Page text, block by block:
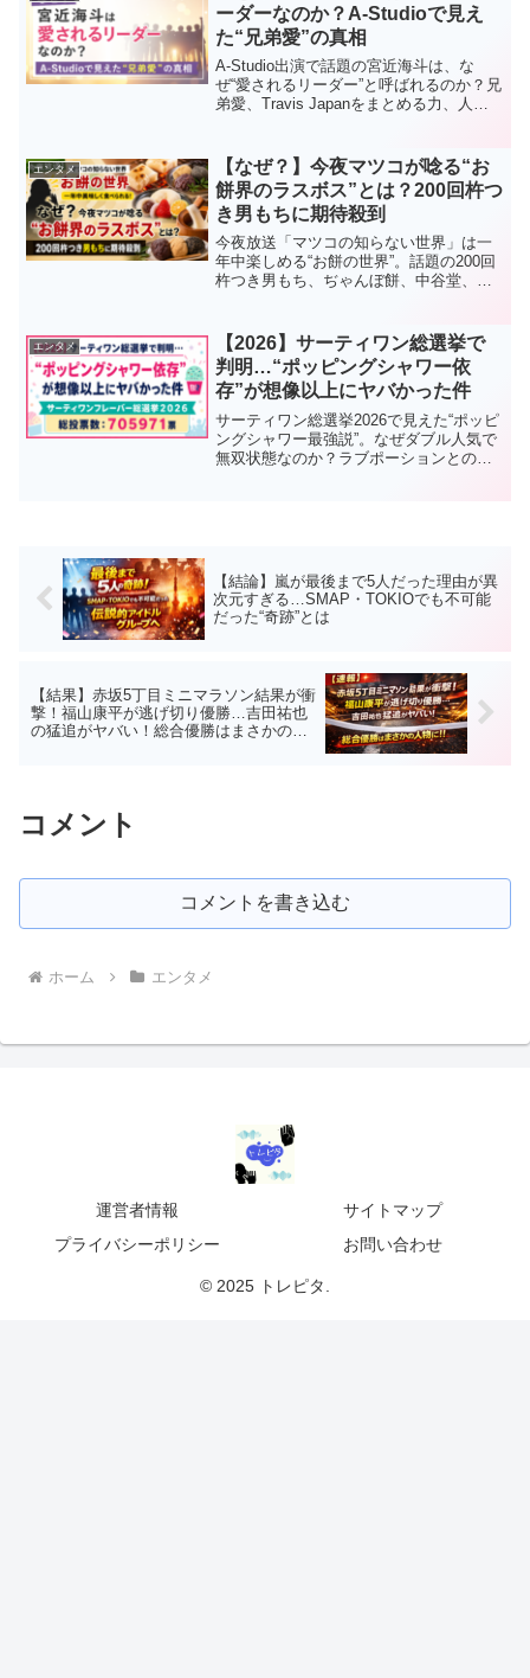
ーダーなのか？A-Studioで見え
た“兄弟愛”の真相
A-Studio出演で話題の宮近海斗は、な
ぜ“愛されるリーダー”と呼ばれるのか？兄
弟愛、Travis Japanをまとめる力、人を
エンタメ
【なぜ？】今夜マツコが唸る“お
餅界のラスボス”とは？200回杵つ
き男もちに期待殺到
今夜放送「マツコの知らない世界」は一
年中楽しめる“お餅の世界”。話題の200回
杵つき男もち、ぢゃんぼ餅、中谷堂、お
エンタメ
【2026】サーティワン総選挙で
判明…“ポッピングシャワー依
存”が想像以上にヤバかった件
サーティワン総選挙2026で見えた“ポッピ
ングシャワー最強説”。なぜダブル人気で
無双状態なのか？ラブポーションとの最
【結論】嵐が最後まで5人だった理由が異
次元すぎる…SMAP・TOKIOでも不可能
だった“奇跡”とは
【結果】赤坂5丁目ミニマラソン結果が衝
撃！福山康平が逃げ切り優勝…吉田祐也
の猛追がヤバい！総合優勝はまさかの人
コメント
コメントを書き込む
ホーム エンタメ
運営者情報
サイトマップ
プライバシーポリシー
お問い合わせ
© 2025 トレピタ.